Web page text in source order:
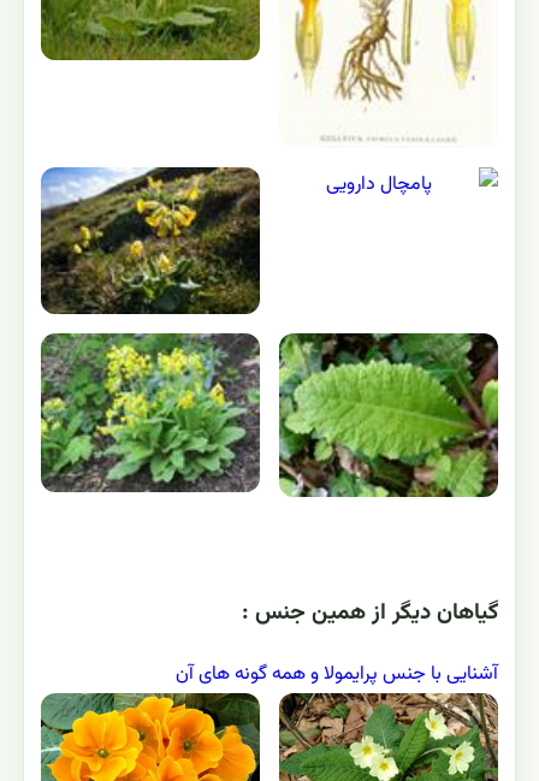
گياهان ديگر از همين جنس :
آشنایی با جنس پرایمولا و همه گونه های آن